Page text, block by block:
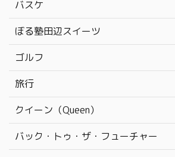
バスケ
ぼる塾田辺スイーツ
ゴルフ
旅行
クイーン（Queen）
バック・トゥ・ザ・フューチャー